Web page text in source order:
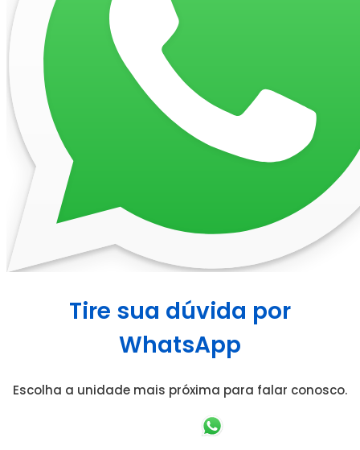
Tire sua dúvida por
WhatsApp
Escolha a unidade mais próxima para falar conosco.